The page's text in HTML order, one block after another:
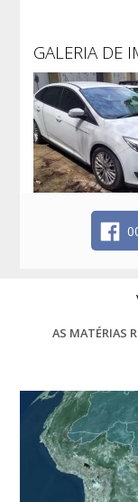
GALERIA DE
AS MATÉRIAS